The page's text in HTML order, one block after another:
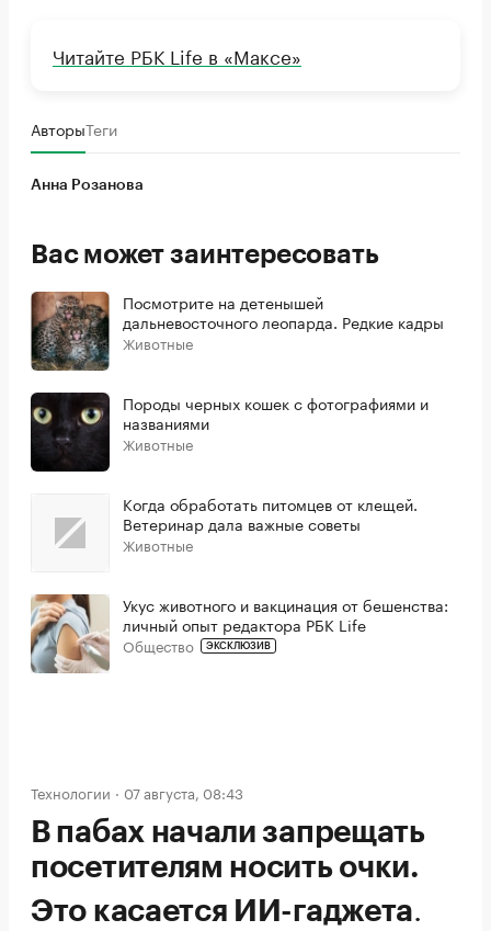
Читайте РБК Life в «Максе»
АвторыТеги
Анна Розанова
Вас может заинтересовать
Посмотрите на детенышей
дальневосточного леопарда. Редкие кадры
Животные
Породы черных кошек с фотографиями и
названиями
Животные
Когда обработать питомцев от клещей.
Ветеринар дала важные советы
Животные
Укус животного и вакцинация от бешенства:
личный опыт редактора РБК Life
Общество ЭКСКЛЮЗИВ
Технологии 07 августа, 08:43
В пабах начали запрещать
посетителям носить очки.
Это касается ИИ-гаджета.